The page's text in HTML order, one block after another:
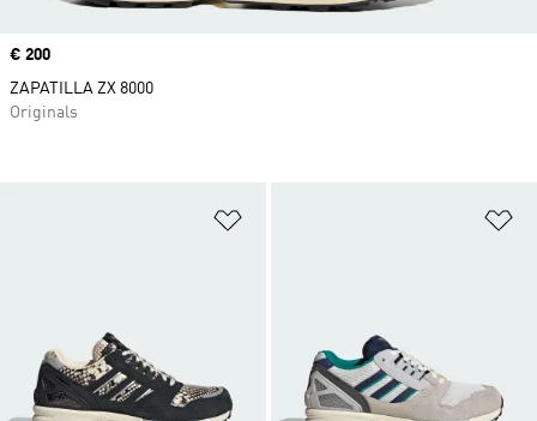
Precio
€ 200
ZAPATILLA ZX 8000
Originals